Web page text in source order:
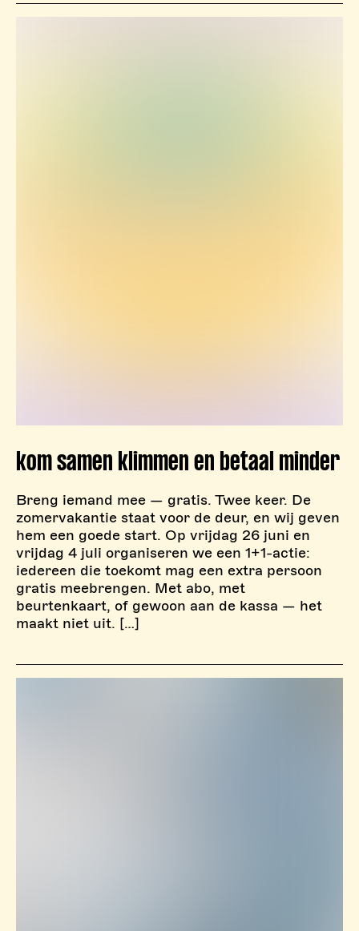
kom samen klimmen en betaal minder
Breng iemand mee — gratis. Twee keer. De
zomervakantie staat voor de deur, en wij geven
hem een goede start. Op vrijdag 26 juni en
vrijdag 4 juli organiseren we een 1+1-actie:
iedereen die toekomt mag een extra persoon
gratis meebrengen. Met abo, met
beurtenkaart, of gewoon aan de kassa — het
maakt niet uit. […]